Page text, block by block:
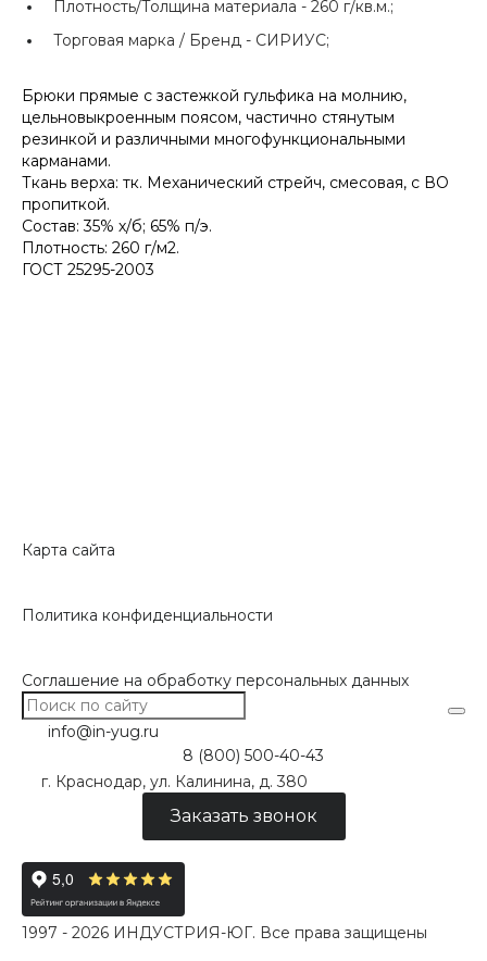
Плотность/Толщина материала - 260 г/кв.м.;
Торговая марка / Бренд - СИРИУС;
Брюки прямые с застежкой гульфика на молнию,
цельновыкроенным поясом, частично стянутым
резинкой и различными многофункциональными
карманами.
Ткань верха: тк. Механический стрейч, смесовая, с ВО
пропиткой.
Состав: 35% х/б; 65% п/э.
Плотность: 260 г/м2.
ГОСТ 25295-2003
Карта сайта
Политика конфиденциальности
Соглашение на обработку персональных данных
info@in-yug.ru
8 (800) 500-40-43
г. Краснодар, ул. Калинина, д. 380
Заказать звонок
1997 - 2026 ИНДУСТРИЯ-ЮГ. Все права защищены